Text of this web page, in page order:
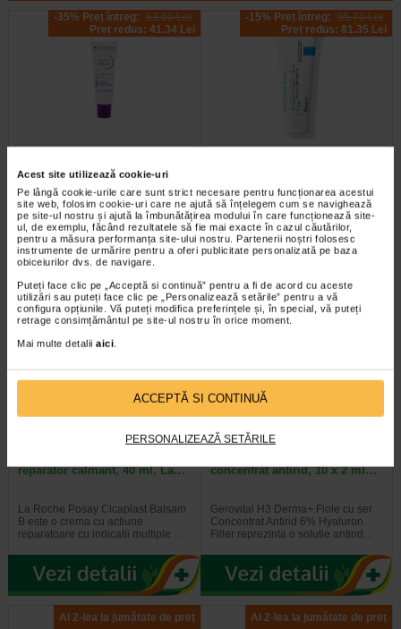
Acest site utilizează cookie-uri
Pe lângă cookie-urile care sunt strict necesare pentru funcționarea acestui
site web, folosim cookie-uri care ne ajută să înțelegem cum se navighează
pe site-ul nostru și ajută la îmbunătățirea modului în care funcționează site-
ul, de exemplu, făcând rezultatele să fie mai exacte în cazul căutărilor,
pentru a măsura performanța site-ului nostru. Partenerii noștri folosesc
instrumente de urmărire pentru a oferi publicitate personalizată pe baza
obiceiurilor dvs. de navigare.
Puteți face clic pe „Acceptă si continuă” pentru a fi de acord cu aceste
utilizări sau puteți face clic pe „Personalizează setările” pentru a vă
configura opțiunile. Vă puteți modifica preferințele și, în special, vă puteți
retrage consimțământul pe site-ul nostru în orice moment.
Mai multe detalii aici.
ACCEPTĂ SI CONTINUĂ
PERSONALIZEAZĂ SETĂRILE
-35% Preț întreg: 63.60 Lei
Preț redus: 41.34 Lei
Creme+, 40 ml, BIODERMA
Este un produs de ingrijire a pielii
ultra-reparator care calmeaza si
previne cicatricile. Poate fi folosit…
-15% Preț întreg: 95.70 Lei
Preț redus: 81.35 Lei
La Roche Posay Cicaplast Balsam
B5 are o actiune reparatoare cu
indicatii multiple, pentru…
-40% Preț întreg: 61.30 Lei
Preț redus: 36.78 Lei
reparator calmant, 40 ml, La…
La Roche Posay Cicaplast Balsam
B este o crema cu actiune
reparatoare cu indicatii multiple…
-40% Preț întreg: 103,40 Lei
Preț redus: 62.04 Lei
concentrat antirid, 10 x 2 ml…
Gerovital H3 Derma+ Fiole cu ser
Concentrat Antirid 6% Hyaluron
Filler reprezinta o solutie antirid…
Al 2-lea la jumătate de preț Al 2-lea la jumătate de preț